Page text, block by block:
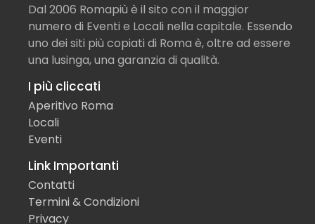
Dal 2006 Romapiù è il sito con il maggior
numero di Eventi e Locali nella capitale. Essendo
uno dei siti più copiati di Roma è, oltre ad essere
una lusinga, una garanzia di qualità.
I più cliccati
Aperitivo Roma
Locali
Eventi
Link Importanti
Contatti
Termini & Condizioni
Privacy